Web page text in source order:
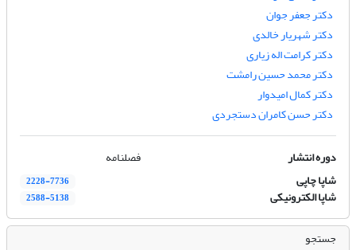
دکتر جعفر جوان
دکتر شهریار خالدی
دکتر کرامت اله زیاری
دکتر محمد حسین رامشت
دکتر کمال امیدوار
دکتر حسن کامران دستجردی
دوره انتشار
فصلنامه
شاپا چاپی
2228-7736
شاپا الکترونیکی 2588-5138
جستجو